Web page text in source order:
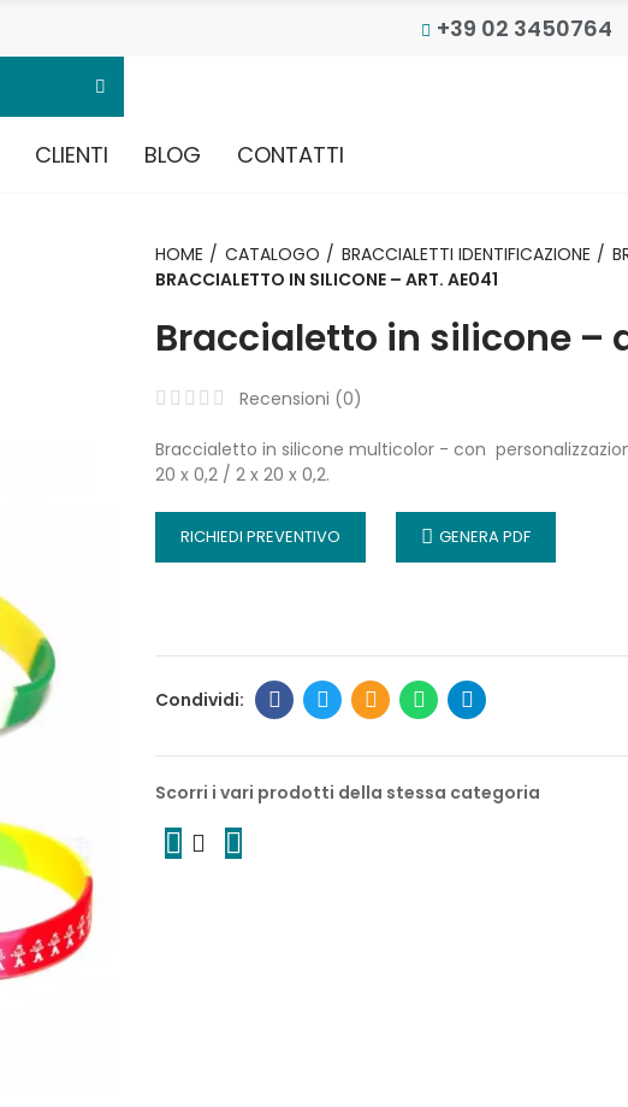
+39 02 3450764
CLIENTI BLOG CONTATTI
HOME CATALOGO BRACCIALETTI IDENTIFICAZIONE
BRACCIALETTO IN SILICONE – ART. AE041
Braccialetto in silicone –
Recensioni (0)
Braccialetto in silicone multicolor - con
20 x 0,2 / 2 x 20 x 0,2.
RICHIEDI PREVENTIVO GENERA PDF
Scorri i vari prodotti della stessa categoria